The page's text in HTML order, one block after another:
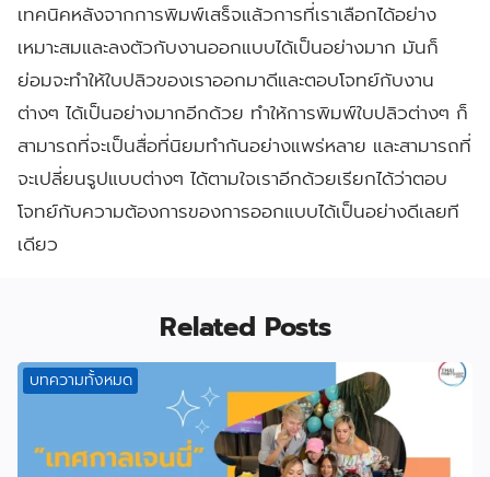
เทคนิคหลังจากการพิมพ์เสร็จแล้วการที่เราเลือกได้อย่าง
เหมาะสมและลงตัวกับงานออกแบบได้เป็นอย่างมาก มันก็
ย่อมจะทำให้ใบปลิวของเราออกมาดีและตอบโจทย์กับงาน
ต่างๆ ได้เป็นอย่างมากอีกด้วย ทำให้การพิมพ์ใบปลิวต่างๆ ก็
สามารถที่จะเป็นสื่อที่นิยมทำกันอย่างแพร่หลาย และสามารถที่
จะเปลี่ยนรูปแบบต่างๆ ได้ตามใจเราอีกด้วยเรียกได้ว่าตอบ
โจทย์กับความต้องการของการออกแบบได้เป็นอย่างดีเลยที
เดียว
Related Posts
บทความทั้งหมด